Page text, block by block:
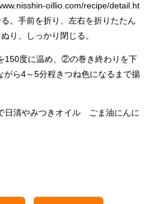
oillio.com/recipe/detail.ht
。手前を折り、左右を折りたたん
り、しっかり閉じる。
150度に温め、②の巻き終わりを下
がら4～5分程きつね色になるまで揚
日清やみつきオイル ごま油にんに